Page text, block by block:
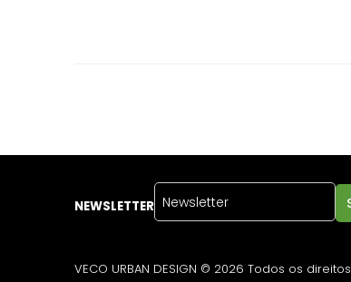
NEWSLETTER
VECO URBAN DESIGN © 2026 Todos os direitos